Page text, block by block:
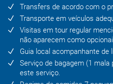
Transfers de acordo com o
Transporte em veículos
Visitas em tour regular
não aparecem como
Guia local acompanhante de
Serviço de bagagem (1
este serviço.